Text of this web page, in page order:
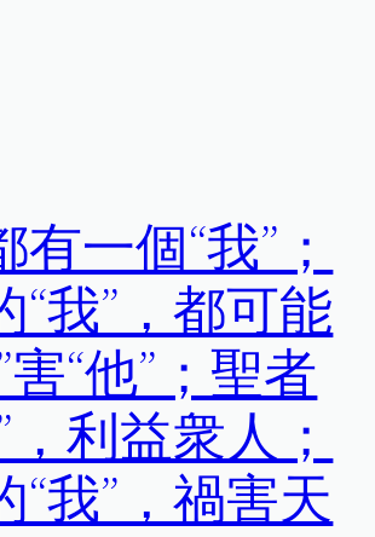
有一個“我”；
“我”，都可能
害“他”；聖者
，利益衆人；
“我”，禍害天